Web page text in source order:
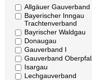
Allgäuer Gauverband
Bayerischer Inngau
Trachtenverband
Bayrischer Waldgau
Donaugau
Gauverband I
Gauverband
Isargau
Lechgauverband